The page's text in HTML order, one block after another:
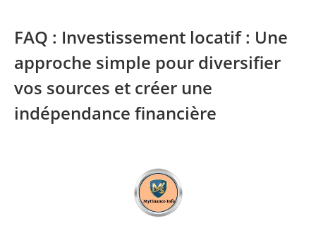
FAQ : Investissement locatif : Une
approche simple pour diversifier
vos sources et créer une
indépendance financière